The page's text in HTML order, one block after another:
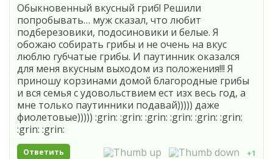
Обыкновенный вкусный гриб! Решили
попробывать… муж сказал, что любит
подберезовики, подосиновики и белые. Я
обожаю собирать грибы и не очень на вкус
люблю губчатые грибы. И паутинник оказался
для меня вкусным выходом из положения!!! Я
приношу корзинами домой благородные грибы
и вся семья с удовольствием ест изх весь год, а
мне только паутинники подавай))))) даже
фиолетовые))))) :grin: :grin: :grin: :grin: :grin: :grin:
:grin: :grin:
Ответить +1